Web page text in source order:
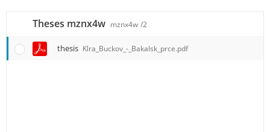
Theses mznx4w mznx4w /2
thesis Klra_Buckov_-_Bakalsk_prce.pdf